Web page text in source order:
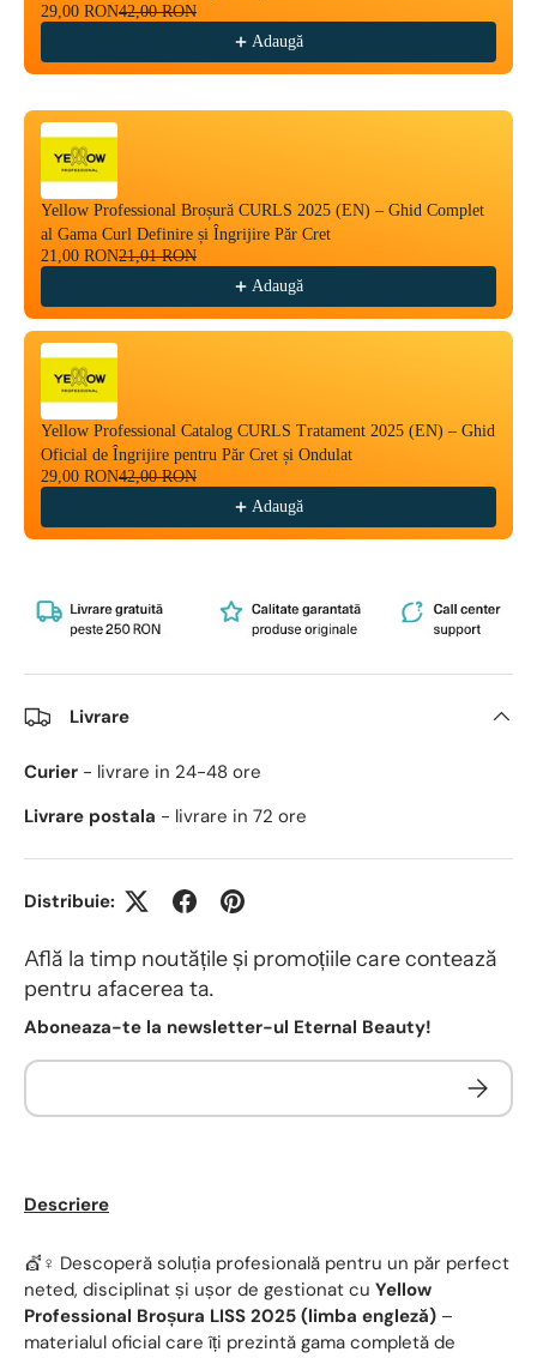
29,00 RON42,00 RON
Adaugă
Yellow Professional Broșură CURLS 2025 (EN) – Ghid Complet
al Gama Curl Definire și Îngrijire Păr Cret
21,00 RON21,01 RON
Adaugă
Yellow Professional Catalog CURLS Tratament 2025 (EN) – Ghid
Oficial de Îngrijire pentru Păr Cret și Ondulat
29,00 RON42,00 RON
Adaugă
Livrare
Curier - livrare in 24-48 ore
Livrare postala - livrare in 72 ore
Distribuie:
Află la timp noutățile și promoțiile care contează
pentru afacerea ta.
Aboneaza-te la newsletter-ul Eternal Beauty!
Descriere
💇♀️ Descoperă soluția profesională pentru un păr perfect
neted, disciplinat și ușor de gestionat cu Yellow
Professional Broșura LISS 2025 (limba engleză) –
materialul oficial care îți prezintă gama completă de